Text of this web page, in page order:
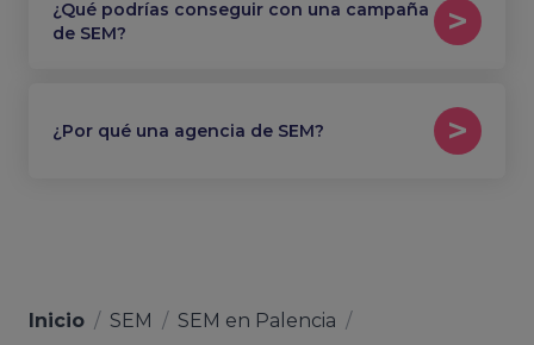
¿Qué podrías conseguir con una campaña
de SEM?
¿Por qué una agencia de SEM?
Inicio / SEM / SEM en Palencia /